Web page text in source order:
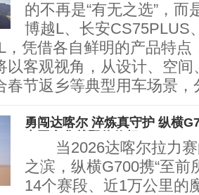
的不再是“有无之选”，而
博越L、长安CS75PLUS
，凭借各自鲜明的产品特点
以客观视角，从设计、空
春节返乡等典型用车场景，
勇闯达喀尔 淬炼真守护 纵横
中国豪华越野价值标
当2026达喀尔拉力赛
之滨，纵横G700携“至前
14个赛段、近1万公里的